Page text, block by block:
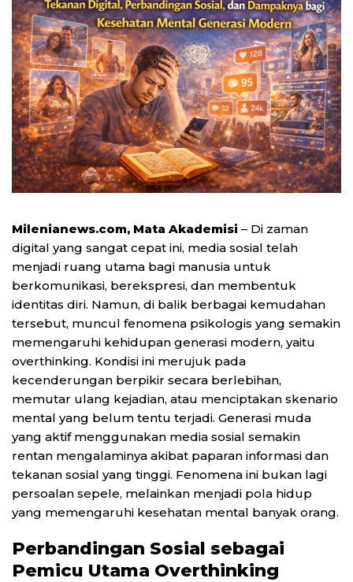
Milenianews.com, Mata Akademisi – Di zaman
digital yang sangat cepat ini, media sosial telah
menjadi ruang utama bagi manusia untuk
berkomunikasi, berekspresi, dan membentuk
identitas diri. Namun, di balik berbagai kemudahan
tersebut, muncul fenomena psikologis yang semakin
memengaruhi kehidupan generasi modern, yaitu
overthinking. Kondisi ini merujuk pada
kecenderungan berpikir secara berlebihan,
memutar ulang kejadian, atau menciptakan skenario
mental yang belum tentu terjadi. Generasi muda
yang aktif menggunakan media sosial semakin
rentan mengalaminya akibat paparan informasi dan
tekanan sosial yang tinggi. Fenomena ini bukan lagi
persoalan sepele, melainkan menjadi pola hidup
yang memengaruhi kesehatan mental banyak orang.
Perbandingan Sosial sebagai
Pemicu Utama Overthinking